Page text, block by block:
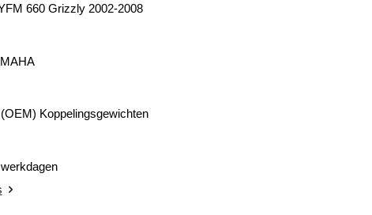
660 Grizzly 2002-2008
Koppelingsgewichten